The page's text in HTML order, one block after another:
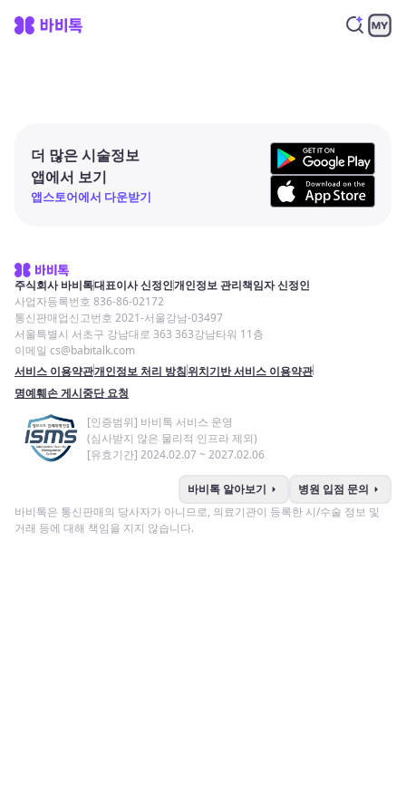
더 많은 시술정보
앱에서 보기
앱스토어에서 다운받기
주식회사 바비톡대표이사 신정인개인정보 관리책임자 신정인
사업자등록번호 836-86-02172
통신판매업신고번호 2021-서울강남-03497
서울특별시 서초구 강남대로 363 363강남타워 11층
이메일 cs@babitalk.com
서비스 이용약관개인정보 처리 방침위치기반 서비스 이용약관
명예훼손 게시중단 요청
[인증범위] 바비톡 서비스 운영
(심사받지 않은 물리적 인프라 제외)
[유효기간] 2024.02.07 ~ 2027.02.06
바비톡 알아보기 arrow_right 병원 입점 문의 arrow_right
바비톡은 통신판매의 당사자가 아니므로, 의료기관이 등록한 시/수술 정보 및
거래 등에 대해 책임을 지지 않습니다.